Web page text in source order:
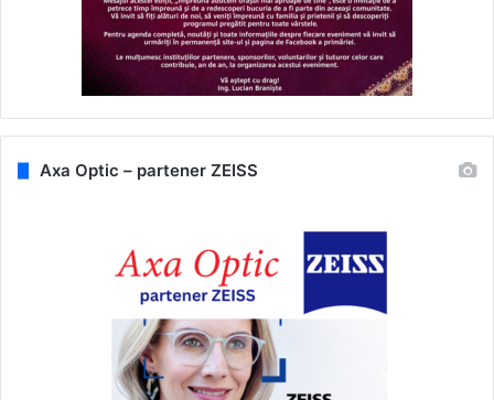
Axa Optic – partener ZEISS